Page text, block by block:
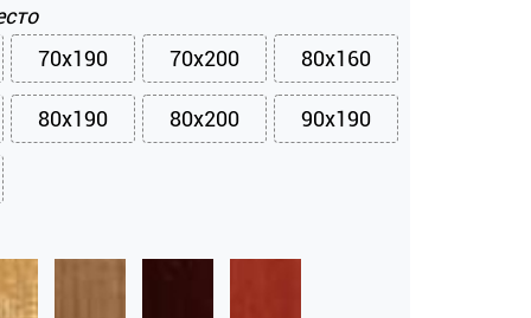
70x190
70x200 80x160
80x190 80x200 90x190